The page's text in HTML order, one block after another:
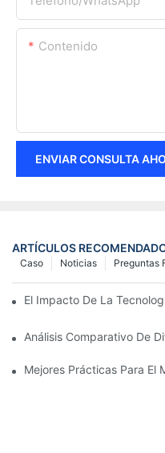
Contenido
ENVIAR CONSULTA
ARTÍCULOS
Preguntas
Noticias
Caso
El Impacto De La
Análisis Comparativo De
Mejores Prácticas Para El